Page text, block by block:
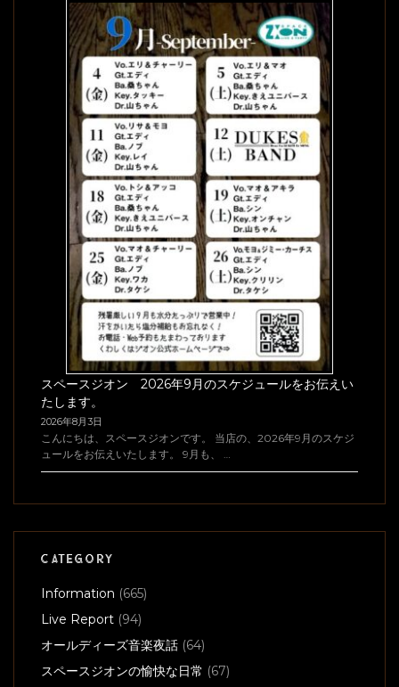
スペースジオン 2026年9月のスケジュールをお伝えい
たします。
2026年8月3日
こんにちは、スペースジオンです。 当店の、2026年9月のスケジ
ュールをお伝えいたします。 9月も、 …
CATEGORY
Information (665)
Live Report (94)
オールディーズ音楽夜話 (64)
スペースジオンの愉快な日常 (67)